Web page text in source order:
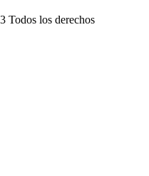
Todos los derechos